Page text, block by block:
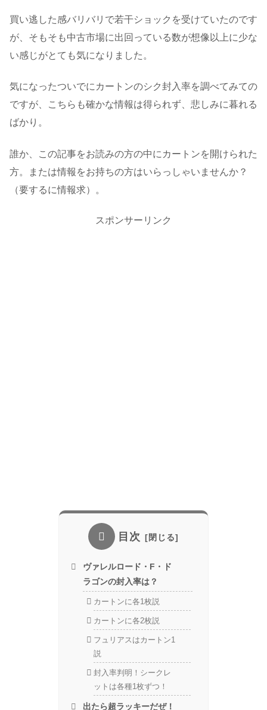
買い逃した感バリバリで若干ショックを受けていたのです
が、そもそも中古市場に出回っている数が想像以上に少な
い感じがとても気になりました。
気になったついでにカートンのシク封入率を調べてみての
ですが、こちらも確かな情報は得られず、悲しみに暮れる
ばかり。
誰か、この記事をお読みの方の中にカートンを開けられた
方。または情報をお持ちの方はいらっしゃいませんか？
（要するに情報求）。
スポンサーリンク
目次
ヴァレルロード・F・ド
ラゴンの封入率は？
カートンに各1枚説
カートンに各2枚説
フュリアスはカートン1
説
封入率判明！シークレ
ットは各種1枚ずつ！
出たら超ラッキーだぜ！